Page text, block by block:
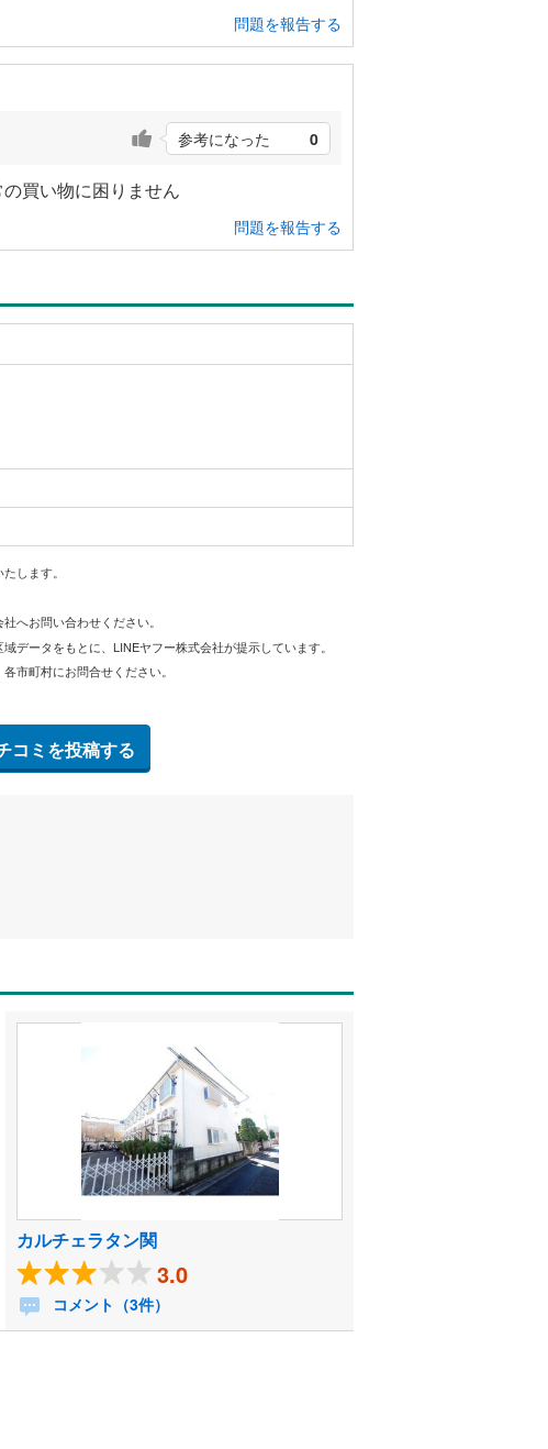
問題を報告する
参考になった 0
買い物に困りません
問題を報告する
します。
へお問い合わせください。
データをもとに、LINEヤフー株式会社が提示しています。
市町村にお問合せください。
コミを投稿する
カルチェラタン関
3.0
コメント（3件）